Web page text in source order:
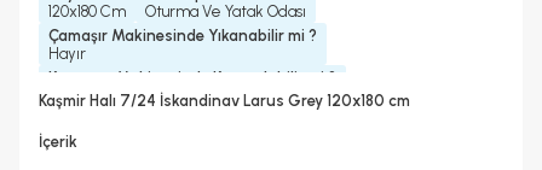
120x180 Cm
Oturma Ve Yatak Odası
Çamaşır Makinesinde Yıkanabilir mi ?
Hayır
Kurutma Makinesinde Kurutulabilir mi ?
Hayır
Hayır
Kaşmir Halı 7/24 İskandinav Larus Grey 120x180 cm
İçerik